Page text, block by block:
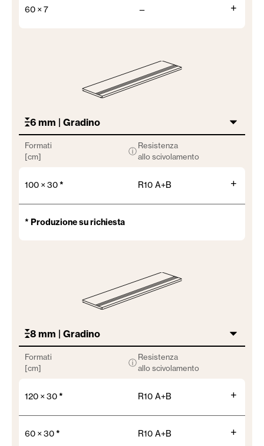
60 × 7 — +
6 mm | Gradino
Formati
[cm]
Resistenza
allo scivolamento
ⓘ
100 × 30* R10 A+B +
* Produzione su richiesta
8 mm | Gradino
Formati
[cm]
Resistenza
allo scivolamento
ⓘ
120 × 30* R10 A+B +
60 × 30* R10 A+B +